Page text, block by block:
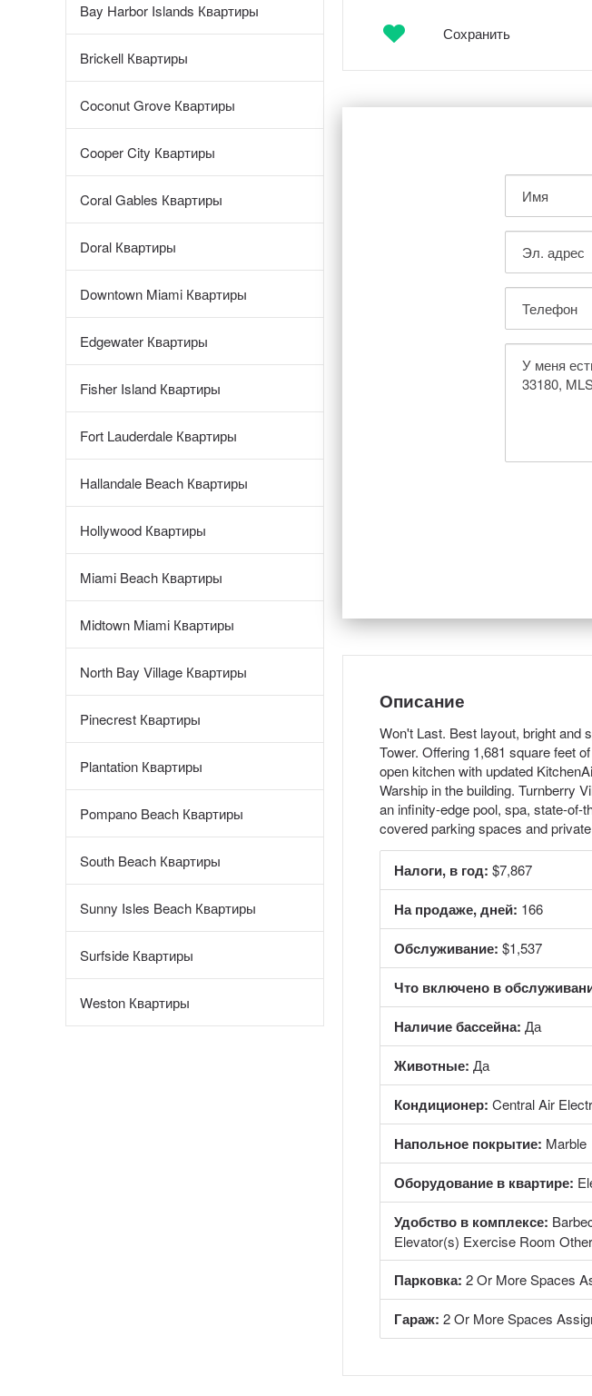
Bay Harbor Islands Квартиры
Brickell Квартиры
Coconut Grove Квартиры
Cooper City Квартиры
Coral Gables Квартиры
Doral Квартиры
Downtown Miami Квартиры
Edgewater Квартиры
Fisher Island Квартиры
Fort Lauderdale Квартиры
Hallandale Beach Квартиры
Hollywood Квартиры
Miami Beach Квартиры
Midtown Miami Квартиры
North Bay Village Квартиры
Pinecrest Квартиры
Plantation Квартиры
Pompano Beach Квартиры
South Beach Квартиры
Sunny Isles Beach Квартиры
Surfside Квартиры
Weston Квартиры
Сохранить
Описание
Won't Last. Best layout, bright and
Tower. Offering 1,681 square feet
open kitchen with updated
Warship in the building. Turnberry
an infinity-edge pool, spa, state-of-
covered parking spaces and
Налоги, в год: $7,867
На продаже, дней: 166
Обслуживание: $1,537
Что включено в
Наличие бассейна: Да
Животные: Да
Кондиционер: Central Air
Напольное покрытие: Marble
Оборудование в квартире:
Удобство в комплексе:
Elevator(s) Exercise Room
Парковка: 2 Or More Spaces
Гараж: 2 Or More Spaces